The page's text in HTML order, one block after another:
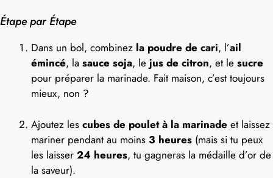
Étape par Étape
Dans un bol, combinez la poudre de cari, l’ail
émincé, la sauce soja, le jus de citron, et le sucre
pour préparer la marinade. Fait maison, c’est toujours
mieux, non ?
Ajoutez les cubes de poulet à la marinade et laissez
mariner pendant au moins 3 heures (mais si tu peux
les laisser 24 heures, tu gagneras la médaille d’or de
la saveur).